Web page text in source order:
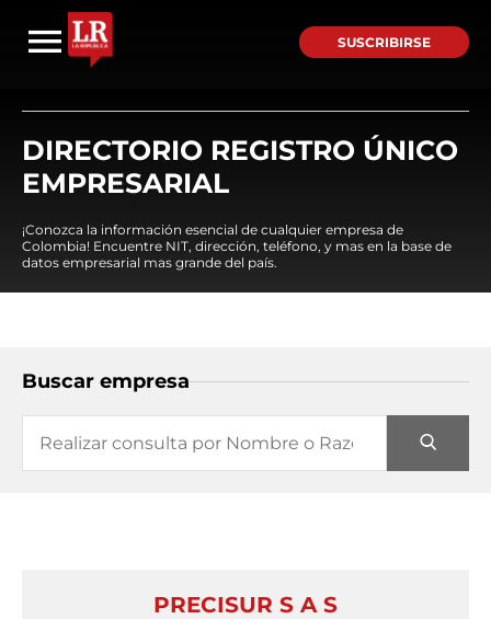
SUSCRIBIRSE
DIRECTORIO REGISTRO ÚNICO
EMPRESARIAL
¡Conozca la información esencial de cualquier empresa de
Colombia! Encuentre NIT, dirección, teléfono, y mas en la base de
datos empresarial mas grande del país.
Buscar empresa
PRECISUR S A S